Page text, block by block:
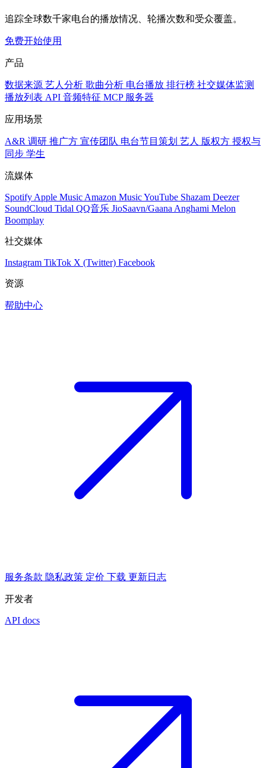
追踪全球数千家电台的播放情况、轮播次数和受众覆盖。
免费开始使用
产品
数据来源 艺人分析 歌曲分析 电台播放 排行榜 社交媒体监测
播放列表 API 音频特征 MCP 服务器
应用场景
A&R 调研 推广方 宣传团队 电台节目策划 艺人 版权方 授权与
同步 学生
流媒体
Spotify Apple Music Amazon MusicYouTube Shazam Deezer
SoundCloud Tidal QQ音乐 JioSaavn/Gaana Anghami Melon
Boomplay
社交媒体
Instagram TikTok X (Twitter) Facebook
资源
帮助中心
服务条款 隐私政策 定价 下载 更新日志
开发者
API docs